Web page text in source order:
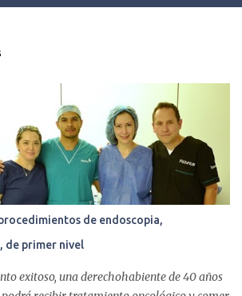
de endoscopia,
de primer nivel
exitoso, una derechohabiente de 40 años